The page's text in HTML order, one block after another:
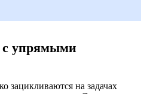
с упрямыми
зацикливаются на задачах